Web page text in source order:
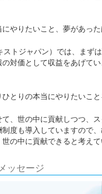
やりたいこと、夢があった
ストジャパン）では、まず
対価として収益をあげて
とりの本当にやりたいこ
、世の中に貢献しつつ、
制度も導入していますので
の中に貢献できると考えて
ッセージ